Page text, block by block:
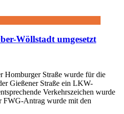
Wöllstadt umgesetzt
Homburger Straße wurde für die
Gießener Straße ein LKW-
Verkehrszeichen wurde
FWG-Antrag wurde mit den